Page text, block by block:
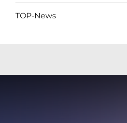
TOP-News